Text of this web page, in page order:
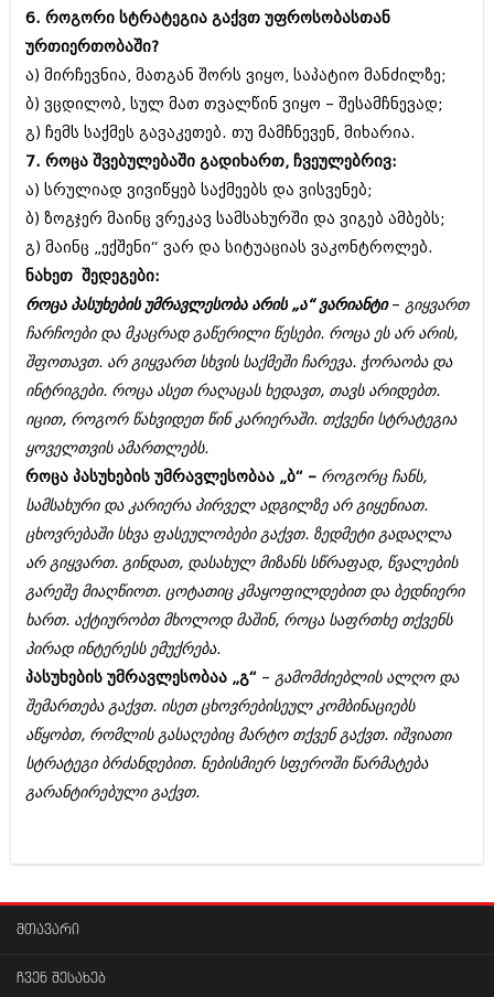
დეკემბერი 2017 (243)
ნოემბერი 2017 (212)
ოქტომბერი 2017 (231)
სექტემბერი 2017 (261)
აგვისტო 2017 (212)
ივნისი 2017 (265)
მაისი 2017 (216)
აპრილი 2017 (220)
მარტი 2017 (212)
თებერვალი 2017 (205)
იანვარი 2017 (246)
დეკემბერი 2016 (207)
ნოემბერი 2016 (207)
ოქტომბერი 2016 (257)
სექტემბერი 2016 (224)
აგვისტო 2016 (258)
ივლისი 2016 (211)
მაისი 2016 (261)
აპრილი 2016 (215)
მარტი 2016 (200)
თებერვალი 2016 (250)
იანვარი 2016 (206)
დეკემბერი 2015 (207)
ნოემბერი 2015 (264)
ოქტომბერი 2015 (204)
სექტემბერი 2015 (215)
აგვისტო 2015 (286)
ივლისი 2015 (173)
ივნისი 2015 (261)
აპრილი 2015 (208)
მარტი 2015 (365)
თებერვალი 2015 (286)
იანვარი 2015 (247)
დეკემბერი 2014 (342)
სექტემბერი 2014 (394)
აპრილი 2014 (290)
6. როგორი სტრატეგია გაქვთ უფროსობასთან
ურთიერთობაში?
ა) მირჩევნია, მათგან შორს ვიყო, საპატიო მანძილზე;
ბ) ვცდილობ, სულ მათ თვალწინ ვიყო – შესამჩნევად;
გ) ჩემს საქმეს გავაკეთებ. თუ მამჩნევენ, მიხარია.
7. როცა შვებულებაში გადიხართ, ჩვეულებრივ:
ა) სრულიად ვივიწყებ საქმეებს და ვისვენებ;
ბ) ზოგჯერ მაინც ვრეკავ სამსახურში და ვიგებ ამბებს;
გ) მაინც „ექშენი“ ვარ და სიტუაციას ვაკონტროლებ.
ნახეთ შედეგები:
როცა პასუხების უმრავლესობა არის „ა“ ვარიანტი– გიყვართ
ჩარჩოები და მკაცრად გაწერილი წესები. როცა ეს არ არის,
შფოთავთ. არ გიყვართ სხვის საქმეში ჩარევა. ჭორაობა და
ინტრიგები. როცა ასეთ რაღაცას ხედავთ, თავს არიდებთ.
იცით, როგორ წახვიდეთ წინ კარიერაში. თქვენი სტრატეგია
ყოველთვის ამართლებს.
როცა პასუხების უმრავლესობაა „ბ“ – როგორც ჩანს,
სამსახური და კარიერა პირველ ადგილზე არ გიყენიათ.
ცხოვრებაში სხვა ფასეულობები გაქვთ. ზედმეტი გადაღლა
არ გიყვართ. გინდათ, დასახულ მიზანს სწრაფად, წვალების
გარეშე მიაღწიოთ. ცოტათიც კმაყოფილდებით და ბედნიერი
ხართ. აქტიურობთ მხოლოდ მაშინ, როცა საფრთხე თქვენს
პირად ინტერესს ემუქრება.
პასუხების უმრავლესობაა „გ“– გამომძიებლის ალღო და
შემართება გაქვთ. ისეთ ცხოვრებისეულ კომბინაციებს
აწყობთ, რომლის გასაღებიც მარტო თქვენ გაქვთ. იშვიათი
სტრატეგი ბრძანდებით. ნებისმიერ სფეროში წარმატება
გარანტირებული გაქვთ.
მთავარი
ჩვენ შესახებ